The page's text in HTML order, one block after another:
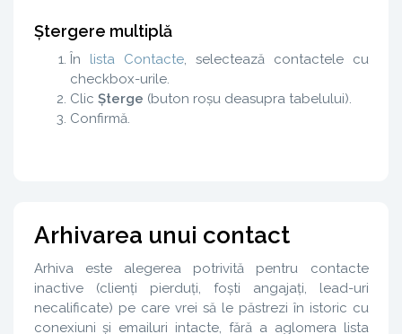
Ștergere multiplă
În lista Contacte, selectează contactele cu
checkbox-urile.
Clic Șterge (buton roșu deasupra tabelului).
Confirmă.
Arhivarea unui contact
Arhiva este alegerea potrivită pentru contacte
inactive (clienți pierduți, foști angajați, lead-uri
necalificate) pe care vrei să le păstrezi în istoric cu
conexiuni și emailuri intacte, fără a aglomera lista